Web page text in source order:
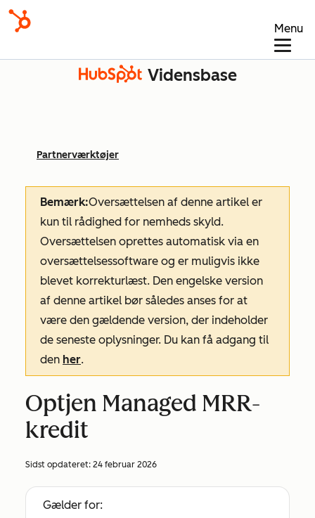
Menu
Vidensbase
Partnerværktøjer
Bemærk:Oversættelsen af denne artikel er
kun til rådighed for nemheds skyld.
Oversættelsen oprettes automatisk via en
oversættelsessoftware og er muligvis ikke
blevet korrekturlæst. Den engelske version
af denne artikel bør således anses for at
være den gældende version, der indeholder
de seneste oplysninger. Du kan få adgang til
den her.
Optjen Managed MRR-
kredit
Sidst opdateret: 24 februar 2026
Gælder for: